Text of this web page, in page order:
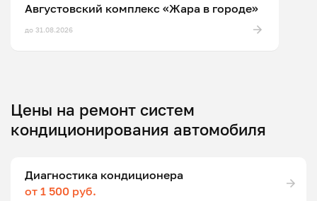
Августовский комплекс «Жара в городе»
до 31.08.2026
Цены на ремонт систем
кондиционирования автомобиля
Диагностика кондиционера
от 1 500 руб.